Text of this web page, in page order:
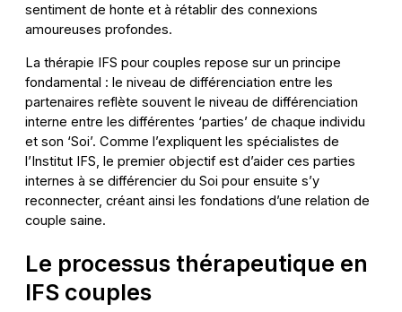
sentiment de honte et à rétablir des connexions
amoureuses profondes.
La thérapie IFS pour couples repose sur un principe
fondamental : le niveau de différenciation entre les
partenaires reflète souvent le niveau de différenciation
interne entre les différentes ‘parties’ de chaque individu
et son ‘Soi’. Comme l’expliquent les spécialistes de
l’Institut IFS, le premier objectif est d’aider ces parties
internes à se différencier du Soi pour ensuite s’y
reconnecter, créant ainsi les fondations d’une relation de
couple saine.
Le processus thérapeutique en
IFS couples